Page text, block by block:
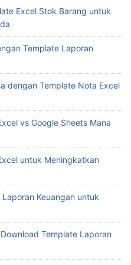
Excel Stok Barang untuk
Template Laporan
dengan Template Nota Excel
vs Google Sheets Mana
untuk Meningkatkan
Keuangan untuk
Template Laporan